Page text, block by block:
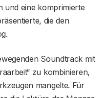
und eine komprimierte
die den
Soundtrack mit
zu kombinieren,
mangelte. Für